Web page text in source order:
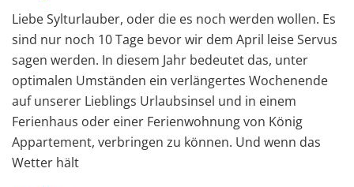
Liebe Sylturlauber, oder die es noch werden wollen. Es
sind nur noch 10 Tage bevor wir dem April leise Servus
sagen werden. In diesem Jahr bedeutet das, unter
optimalen Umständen ein verlängertes Wochenende
auf unserer Lieblings Urlaubsinsel und in einem
Ferienhaus oder einer Ferienwohnung von König
Appartement, verbringen zu können. Und wenn das
Wetter hält